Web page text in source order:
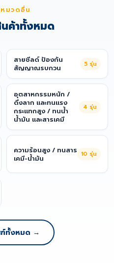
มวดอื่น
ค้าทั้งหมด
สายชีลด์ ป้องกัน
สัญญาณรบกวน
5 รุ่น
อุตสาหกรรมหนัก /
ดึงลาก และทนแรง
กระแทกสูง / ทนน้ำ
น้ำมัน และสารเคมี
4 รุ่น
ความร้อนสูง / ทนสาร
เคมี-น้ำมัน
10 รุ่น
ทั้งหมด →